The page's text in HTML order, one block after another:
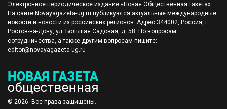
Электронное периодическое издание «Новая Общественная Газета».
На сайте Novayagazeta-ug.ru публикуются актуальные международные
новости и новости из российских регионов. Адрес:344002, Россия, г.
Ростов-на-Дону, ул. Большая Садовая, д. 58. По вопросам
сотрудничества, а также другим вопросам пишите:
editor@novayagazeta-ug.ru
© 2026. Все права защищены.